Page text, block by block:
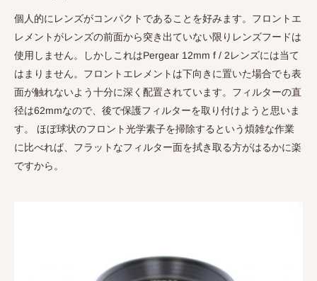
個人的にレンズがコンパクトであることを好みます。フロントエ
レメントがレンズの前面から突き出ていない限りレンズフードは
使用しません。しかしこれはPergear 12mm f / 2レンズには当て
はまりません。フロントエレメントは下向きに置いた場合でも表
面が触れないよう十分に深く配置されています。フィルターの直
径は62mmなので、後で保護フィルターを取り付けようと思いま
す。 ほぼ球状のフロント光学素子を掃除するという煩雑な作業
に比べれば、フラットなフィルター面を拭き取る方がはるかに楽
ですから。